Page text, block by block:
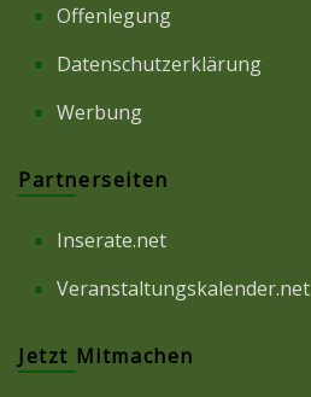
Offenlegung
Datenschutzerklärung
Werbung
Partnerseiten
Inserate.net
Veranstaltungskalender.net
Jetzt Mitmachen